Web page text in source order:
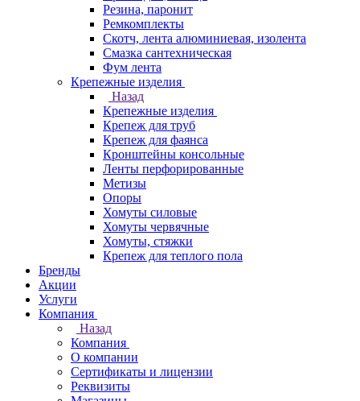
Резина, паронит
Ремкомплекты
Скотч, лента алюминиевая, изолента
Смазка сантехническая
Фум лента
Крепежные изделия
Назад
Крепежные изделия
Крепеж для труб
Крепеж для фаянса
Кронштейны консольные
Ленты перфорированные
Метизы
Опоры
Хомуты силовые
Хомуты червячные
Хомуты, стяжки
Крепеж для теплого пола
Бренды
Акции
Услуги
Компания
Назад
Компания
О компании
Сертификаты и лицензии
Реквизиты